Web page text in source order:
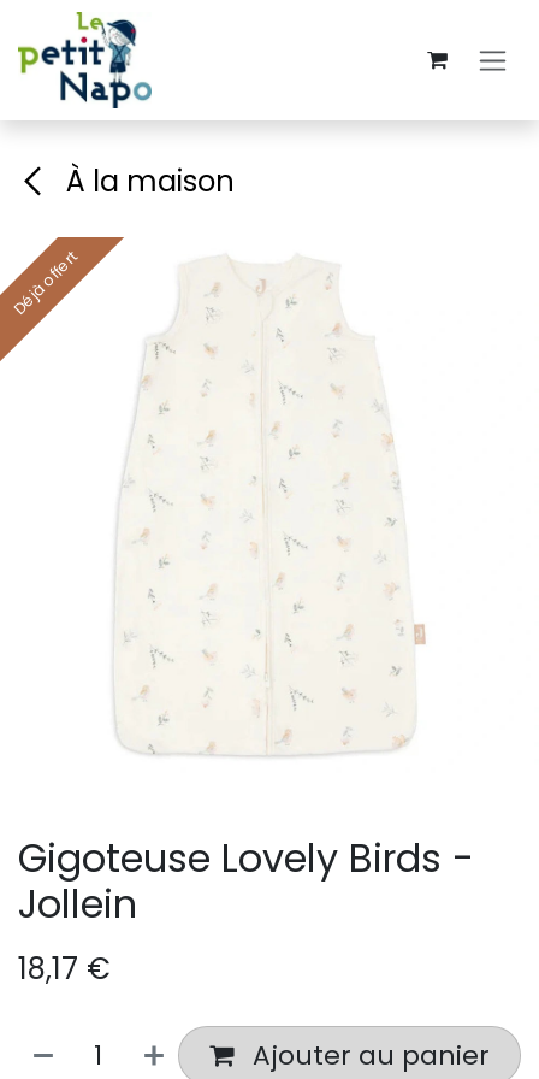
Se rendre au contenu
À la maison
Déjà offert
Gigoteuse Lovely Birds -
Jollein
18,17 €
Ajouter au panier